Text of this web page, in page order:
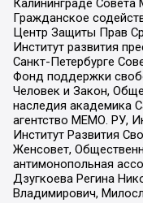
Калининграде Совета
Гражданское
Центр Защиты Прав
Институт развития
Санкт-Петербурге
Фонд поддержки
Человек и Закон,
наследия академика
агентство МЕМО. РУ,
Институт Развития
Женсовет,
антимонопольная
Дзугкоева Регина
Владимирович,